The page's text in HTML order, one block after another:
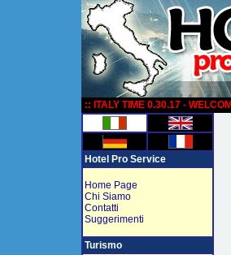
:: ITALY TIME 0.30.17 -
Hotel Pro Service
Home Page
Chi Siamo
Contatti
Suggerimenti
Turismo